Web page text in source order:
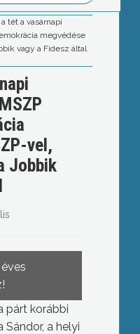
tét a vasárnapi
megvédése
vagy a Fidesz által
vel,
Jobbik
párt korábbi
Sándor, a helyi